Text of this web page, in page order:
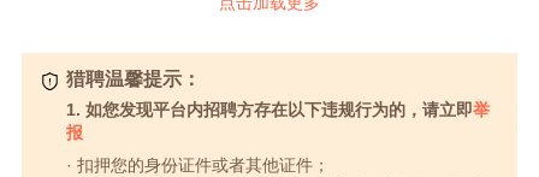
猎聘温馨提示：
1. 如您发现平台内招聘方存在以下违规行为的，请立即举
报
· 扣押您的身份证件或者其他证件；